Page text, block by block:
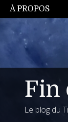
À PROPOS
Fin
Le blog du